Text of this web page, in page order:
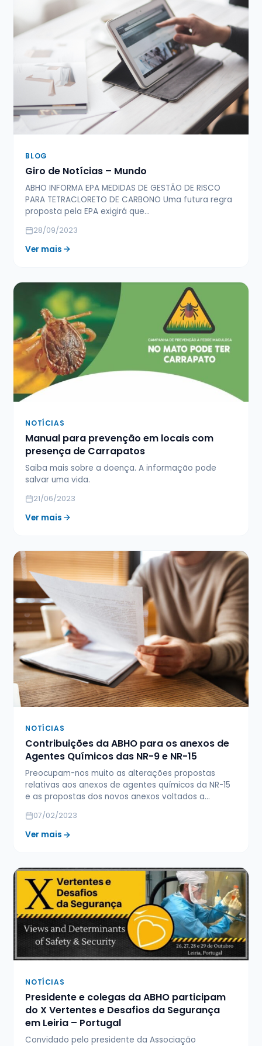
BLOG
Giro de Notícias – Mundo
ABHO INFORMA EPA MEDIDAS DE GESTÃO DE RISCO
PARA TETRACLORETO DE CARBONO Uma futura regra
proposta pela EPA exigirá que…
28/09/2023
Ver mais
NOTÍCIAS
Manual para prevenção em locais com
presença de Carrapatos
Saiba mais sobre a doença. A informação pode
salvar uma vida.
21/06/2023
Ver mais
NOTÍCIAS
Contribuições da ABHO para os anexos de
Agentes Químicos das NR-9 e NR-15
Preocupam-nos muito as alterações propostas
relativas aos anexos de agentes químicos da NR-15
e as propostas dos novos anexos voltados a…
07/02/2023
Ver mais
NOTÍCIAS
Presidente e colegas da ABHO participam
do X Vertentes e Desafios da Segurança
em Leiria – Portugal
Convidado pelo presidente da Associação